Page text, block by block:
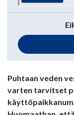
Puhtaan veden
varten tarvitset